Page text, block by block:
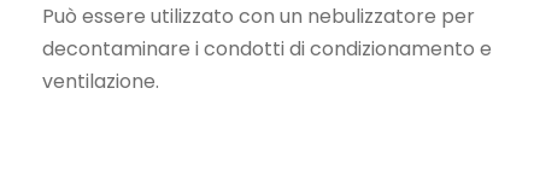
o
r
i
a
t
Può essere utilizzato con un nebulizzatore per
decontaminare i condotti di condizionamento e
ventilazione.